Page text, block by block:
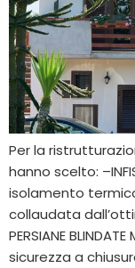
Per la
hanno scelto:
isolamento
collaudata
PERSIANE
sicurezza a